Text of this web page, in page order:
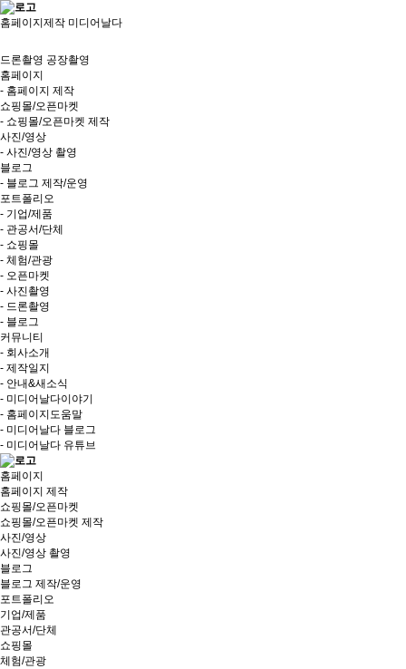
홈페이지제작 미디어날다
드론촬영 공장촬영
홈페이지
- 홈페이지 제작
쇼핑몰/오픈마켓
- 쇼핑몰/오픈마켓 제작
사진/영상
- 사진/영상 촬영
블로그
- 블로그 제작/운영
포트폴리오
- 기업/제품
- 관공서/단체
- 쇼핑몰
- 체험/관광
- 오픈마켓
- 사진촬영
- 드론촬영
- 블로그
커뮤니티
- 회사소개
- 제작일지
- 안내&새소식
- 미디어날다이야기
- 홈페이지도움말
- 미디어날다 블로그
- 미디어날다 유튜브
홈페이지
홈페이지 제작
쇼핑몰/오픈마켓
쇼핑몰/오픈마켓 제작
사진/영상
사진/영상 촬영
블로그
블로그 제작/운영
포트폴리오
기업/제품
관공서/단체
쇼핑몰
체험/관광